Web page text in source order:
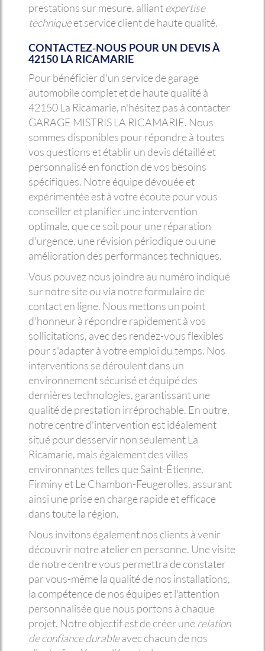
prestations sur mesure, alliantexpertise
techniqueet service client de haute qualité.
CONTACTEZ-NOUS POUR UN DEVIS À
42150 LA RICAMARIE
Pour bénéficier d'un service de garage
automobile complet et de haute qualité à
42150 La Ricamarie, n'hésitez pas à contacter
GARAGE MISTRIS LA RICAMARIE. Nous
sommes disponibles pour répondre à toutes
vos questions et établir un devis détaillé et
personnalisé en fonction de vos besoins
spécifiques. Notre équipe dévouée et
expérimentée est à votre écoute pour vous
conseiller et planifier une intervention
optimale, que ce soit pour une réparation
d'urgence, une révision périodique ou une
amélioration des performances techniques.
Vous pouvez nous joindre au numéro indiqué
sur notre site ou via notre formulaire de
contact en ligne. Nous mettons un point
d'honneur à répondre rapidement à vos
sollicitations, avec des rendez-vous flexibles
pour s'adapter à votre emploi du temps. Nos
interventions se déroulent dans un
environnement sécurisé et équipé des
dernières technologies, garantissant une
qualité de prestation irréprochable. En outre,
notre centre d'intervention est idéalement
situé pour desservir non seulement La
Ricamarie, mais également des villes
environnantes telles que Saint-Étienne,
Firminy et Le Chambon-Feugerolles, assurant
ainsi une prise en charge rapide et efficace
dans toute la région.
Nous invitons également nos clients à venir
découvrir notre atelier en personne. Une visite
de notre centre vous permettra de constater
par vous-même la qualité de nos installations,
la compétence de nos équipes et l'attention
personnalisée que nous portons à chaque
projet. Notre objectif est de créer unerelation
de confiance durableavec chacun de nos